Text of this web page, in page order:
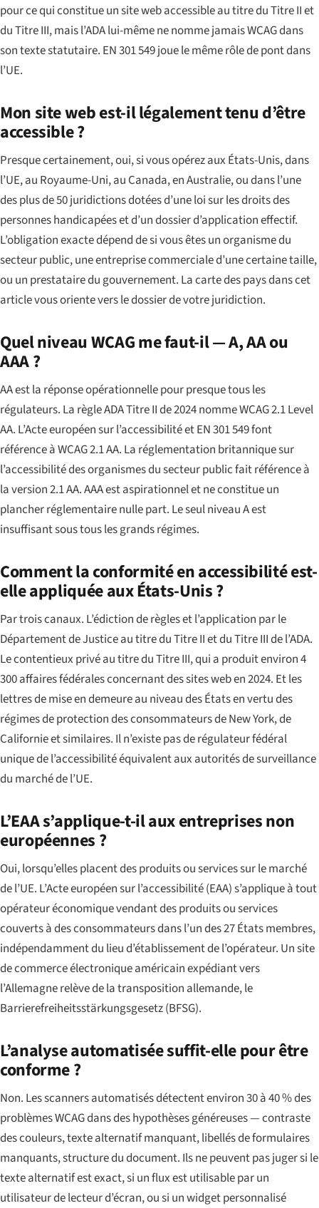
pour ce qui constitue un site web accessible au titre du Titre II et
du Titre III, mais l’ADA lui-même ne nomme jamais WCAG dans
son texte statutaire. EN 301 549 joue le même rôle de pont dans
l’UE.
Mon site web est-il légalement tenu d’être
accessible ?
Presque certainement, oui, si vous opérez aux États-Unis, dans
l’UE, au Royaume-Uni, au Canada, en Australie, ou dans l’une
des plus de 50 juridictions dotées d’une loi sur les droits des
personnes handicapées et d’un dossier d’application effectif.
L’obligation exacte dépend de si vous êtes un organisme du
secteur public, une entreprise commerciale d’une certaine taille,
ou un prestataire du gouvernement. La carte des pays dans cet
article vous oriente vers le dossier de votre juridiction.
Quel niveau WCAG me faut-il — A, AA ou
AAA ?
AA est la réponse opérationnelle pour presque tous les
régulateurs. La règle ADA Titre II de 2024 nomme WCAG 2.1 Level
AA. L’Acte européen sur l’accessibilité et EN 301 549 font
référence à WCAG 2.1 AA. La réglementation britannique sur
l’accessibilité des organismes du secteur public fait référence à
la version 2.1 AA. AAA est aspirationnel et ne constitue un
plancher réglementaire nulle part. Le seul niveau A est
insuffisant sous tous les grands régimes.
Comment la conformité en accessibilité est-
elle appliquée aux États-Unis ?
Par trois canaux. L’édiction de règles et l’application par le
Département de Justice au titre du Titre II et du Titre III de l’ADA.
Le contentieux privé au titre du Titre III, qui a produit environ 4
300 affaires fédérales concernant des sites web en 2024. Et les
lettres de mise en demeure au niveau des États en vertu des
régimes de protection des consommateurs de New York, de
Californie et similaires. Il n’existe pas de régulateur fédéral
unique de l’accessibilité équivalent aux autorités de surveillance
du marché de l’UE.
L’EAA s’applique-t-il aux entreprises non
européennes ?
Oui, lorsqu’elles placent des produits ou services sur le marché
de l’UE. L’Acte européen sur l’accessibilité (EAA) s’applique à tout
opérateur économique vendant des produits ou services
couverts à des consommateurs dans l’un des 27 États membres,
indépendamment du lieu d’établissement de l’opérateur. Un site
de commerce électronique américain expédiant vers
l’Allemagne relève de la transposition allemande, le
Barrierefreiheitsstärkungsgesetz(BFSG).
L’analyse automatisée suffit-elle pour être
conforme ?
Non. Les scanners automatisés détectent environ 30 à 40 % des
problèmes WCAG dans des hypothèses généreuses — contraste
des couleurs, texte alternatif manquant, libellés de formulaires
manquants, structure du document. Ils ne peuvent pas juger si le
texte alternatif est exact, si un flux est utilisable par un
utilisateur de lecteur d’écran, ou si un widget personnalisé